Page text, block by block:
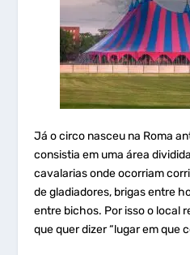
Já o circo nasceu na Roma
consistia em uma área
cavalarias onde ocorriam
de gladiadores, brigas entre
entre bichos. Por isso o local
que quer dizer “lugar em que